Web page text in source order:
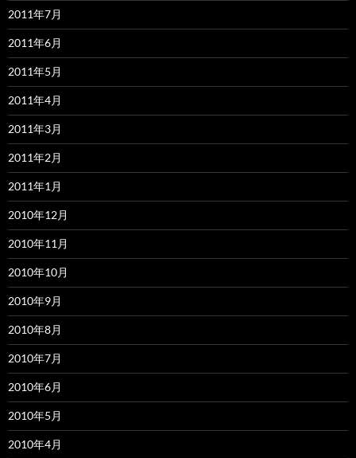
2011年7月
2011年6月
2011年5月
2011年4月
2011年3月
2011年2月
2011年1月
2010年12月
2010年11月
2010年10月
2010年9月
2010年8月
2010年7月
2010年6月
2010年5月
2010年4月